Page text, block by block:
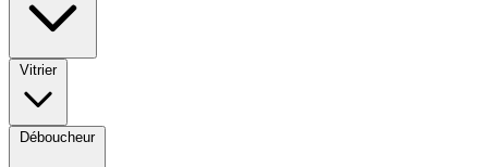
Vitrier
Déboucheur